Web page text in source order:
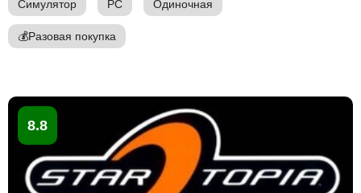
Симулятор PC Одиночная
💰Разовая покупка
8.8